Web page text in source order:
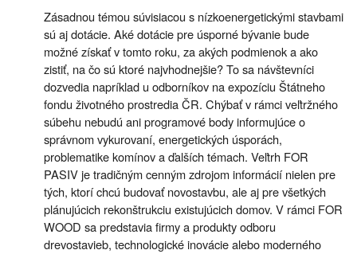
Zásadnou témou súvisiacou s nízkoenergetickými stavbami
sú aj dotácie. Aké dotácie pre úsporné bývanie bude
možné získať v tomto roku, za akých podmienok a ako
zistiť, na čo sú ktoré najvhodnejšie? To sa návštevníci
dozvedia napríklad u odborníkov na expozíciu Štátneho
fondu životného prostredia ČR. Chýbať v rámci veľtržného
súbehu nebudú ani programové body informujúce o
správnom vykurovaní, energetických úsporách,
problematike komínov a ďalších témach. Veľtrh FOR
PASIV je tradičným cenným zdrojom informácií nielen pre
tých, ktorí chcú budovať novostavbu, ale aj pre všetkých
plánujúcich rekonštrukciu existujúcich domov. V rámci FOR
WOOD sa predstavia firmy a produkty odboru
drevostavieb, technologické inovácie alebo moderného